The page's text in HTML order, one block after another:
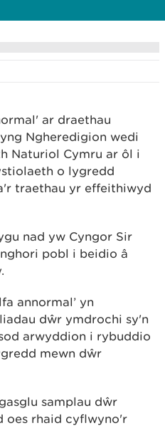
ar draethau
Ngheredigion wedi
Naturiol Cymru ar ôl i
o lygredd
traethau yr effeithiwyd
nad yw Cyngor Sir
pobl i beidio â
annormal’ yn
dŵr ymdrochi sy'n
arwyddion i rybuddio
mewn dŵr
samplau dŵr
oes rhaid cyflwyno'r